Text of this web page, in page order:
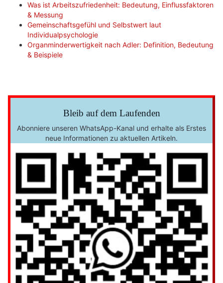
Was ist Arbeitszufriedenheit: Bedeutung, Einflussfaktoren
& Messung
Gemeinschaftsgefühl und Selbstwert laut
Individualpsychologie
Organminderwertigkeit nach Adler: Definition, Bedeutung
& Beispiele
Bleib auf dem Laufenden
Abonniere unseren WhatsApp-Kanal und erhalte als Erstes
neue Informationen zu aktuellen Artikeln.